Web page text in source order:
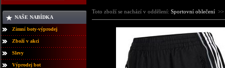
NAŠE NABÍDKA
Zimní boty-výprodej
Zboží v akci
Slevy
Výprodej bot
Toto zboží se nachází v oddělení: Sportovní oblečení >>